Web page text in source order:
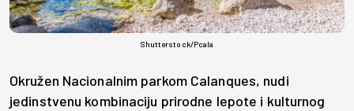
Shutterstock/Pcala
Okružen Nacionalnim parkom Calanques, nudi
jedinstvenu kombinaciju prirodne lepote i kulturnog